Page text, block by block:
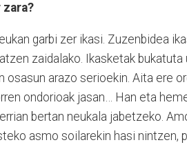
zara?
garbi zer ikasi. Zuzenbidea
zaidalako. Ikasketak
osasun arazo serioekin. Aita ere
ondorioak jasan… Han eta
bertan neukala jabetzeko.
asmo soilarekin hasi nintzen,